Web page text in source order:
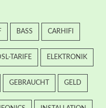
BASS CARHIFI
TARIFE ELEKTRONIK
GEBRAUCHT GELD